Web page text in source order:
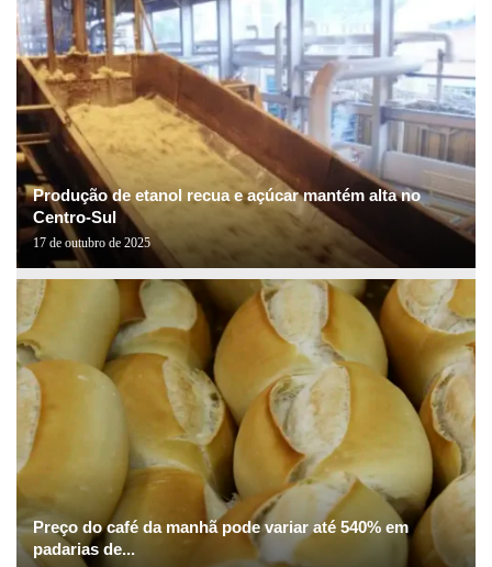
Produção de etanol recua e açúcar mantém alta no
Centro-Sul
17 de outubro de 2025
Preço do café da manhã pode variar até 540% em
padarias de...